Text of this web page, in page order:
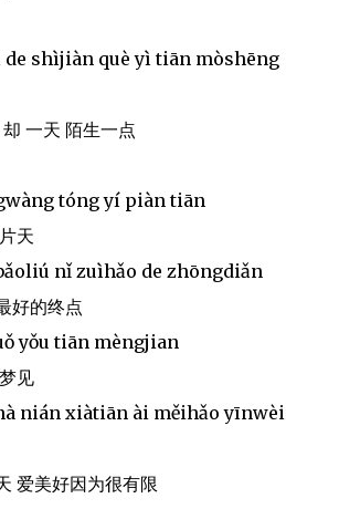
shìjiàn què yì tiān mòshēng
一天 陌生一点
tóng yí piàn tiān
天
nǐ zuìhǎo de zhōngdiǎn
好的终点
yǒu tiān mèngjian
见
nián xiàtiān ài měihǎo yīnwèi
爱美好因为很有限